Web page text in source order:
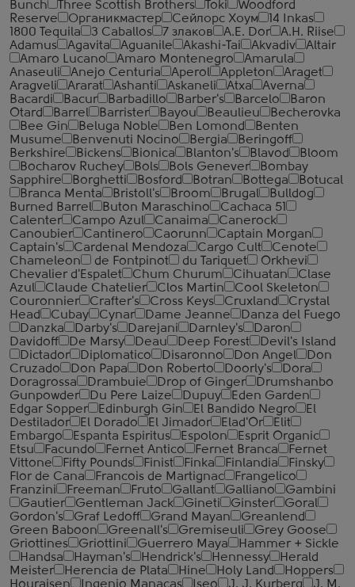
Bunch
Three Scottish Brothers Toki
Woodford
Reserve
Органикмастер Сейлорс Хоум
14 Inkas
1800 Tequila
3 Caballos 7 злаков A.E. Dor
A.H. Riise
Adamus
Agavita Aguanile Akashi-Tai Akvadiv
Altair
Amaro Lucano
Amaro Montenegro
Amarula
Anaseuli
Anejo Centuria Aperol Appleton
Araget
Aragveli
Ararat Ashanti Askaneli Atxa
Averna
Bacardi
Bacur Barbadillo Barber's Barcelo
Baron
Otard
Barrel Barrister Bayou Beaulieu
Becherovka
Bee Gin
Beluga Noble Ben Lomond
Benten
Musume
Benvenuti Nocino Bergia
Beringoff
Berkshire
Bickens Bionica Blanton's Blavod
Bloom
Bocharov Ruchey
Bols Bols Genever
Bombay
Sapphire
Borghetti Bosford Botran Bottega
Botucal
Branca Menta
Bristoll's Broom Brugal
Bulldog
Burned Barrel
Buton Maraschino
Cachaca 51
Calenter
Campo Azul Canaima
Canerock
Canoubier
Cantinero Caorunn
Captain Morgan
Captain's
Cardenal Mendoza Cargo Cult
Cenote
Chameleon
de Fontpinot du Tariquet
Orkhevi
Chevalier d'Espalet
Chum Churum Cihuatan
Clase
Azul
Claude Chatelier Clos Martin
Cool Skeleton
Couronnier
Crafter's Cross Keys Cruxland
Crystal
Head
Cubay Cynar Dame Jeanne
Danza del Fuego
Danzka
Darby's Darejani Darnley's
Daron
Davidoff
De Marsy Deau Deep Forest
Devil's Island
Dictador
Diplomatico Disaronno Don Angel
Don
Cruzado
Don Papa Don Roberto Doorly's
Dora
Doragrossa
Drambuie Drop of Ginger
Drumshanbo
Gunpowder
Du Pere Laize Dupuy
Eden Garden
Edgar Sopper
Edinburgh Gin El Bandido Negro
El
Destilador
El Dorado El Jimador Elad'Or
Elit
Embargo
Espanta Espiritus Espolon
Esprit Organic
Etsu
Facundo Fernet Antico Fernet Branca
Fernet
Vittone
Fifty Pounds Finist Finka Finlandia
Finsky
Flor de Cana
Francois de Martignac
Frangelico
Franzini
Freeman Fruto Gallant Galliano
Gambini
Gautier
Gentleman Jack Gineti Ginster
Goral
Gordon's
Graf Ledoff Grand Mayan
Greanlend
Green Baboon
Greenall's Gremiseuli
Grey Goose
Griottines
Griottini Guerrero Maya
Hammer + Sickle
Handsa
Hayman's Hendrick's Hennessy
Herald
Meister
Herencia de Plata Hine Holy Land
Hoppers